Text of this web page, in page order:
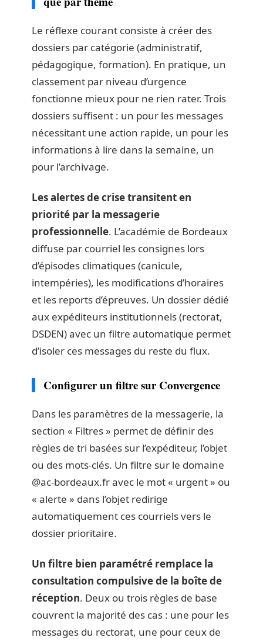
Le réflexe courant consiste à créer des
dossiers par catégorie (administratif,
pédagogique, formation). En pratique, un
classement par niveau d’urgence
fonctionne mieux pour ne rien rater. Trois
dossiers suffisent : un pour les messages
nécessitant une action rapide, un pour les
informations à lire dans la semaine, un
pour l’archivage.
Les alertes de crise transitent en
priorité par la messagerie
professionnelle. L’académie de Bordeaux
diffuse par courriel les consignes lors
d’épisodes climatiques (canicule,
intempéries), les modifications d’horaires
et les reports d’épreuves. Un dossier dédié
aux expéditeurs institutionnels (rectorat,
DSDEN) avec un filtre automatique permet
d’isoler ces messages du reste du flux.
Configurer un filtre sur Convergence
Dans les paramètres de la messagerie, la
section « Filtres » permet de définir des
règles de tri basées sur l’expéditeur, l’objet
ou des mots-clés. Un filtre sur le domaine
@ac-bordeaux.fr avec le mot « urgent » ou
« alerte » dans l’objet redirige
automatiquement ces courriels vers le
dossier prioritaire.
Un filtre bien paramétré remplace la
consultation compulsive de la boîte de
réception. Deux ou trois règles de base
couvrent la majorité des cas : une pour les
messages du rectorat, une pour ceux de